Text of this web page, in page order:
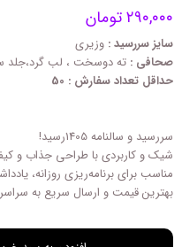
۲۹۰,۰۰۰ تومان
سایز سررسید : وزیری
صحافی : ته دوسخت ، لب
حداقل تعداد سفارش : 50
سررسید و سالنامه 1405رسید!
شیک و کاربردی با طراحی‌ جذاب و
مناسب برای برنامه‌ریزی روزانه،
بهترین قیمت و ارسال سریع به